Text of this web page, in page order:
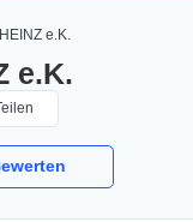
e.K.
e.K.